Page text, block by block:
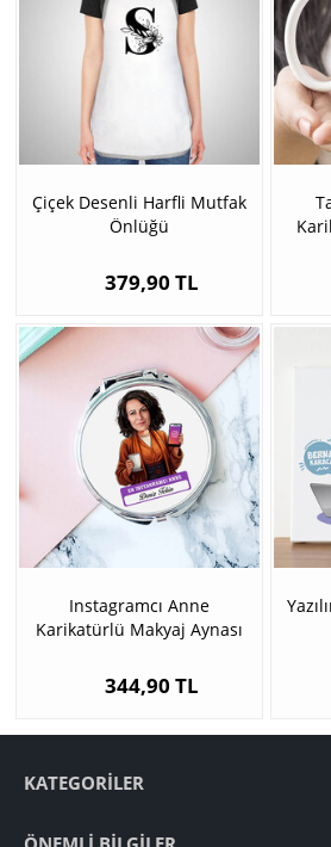
Çiçek Desenli Harfli Mutfak
Önlüğü
379,90 TL
Instagramcı Anne
Karikatürlü Makyaj Aynası
344,90 TL
KATEGORILER